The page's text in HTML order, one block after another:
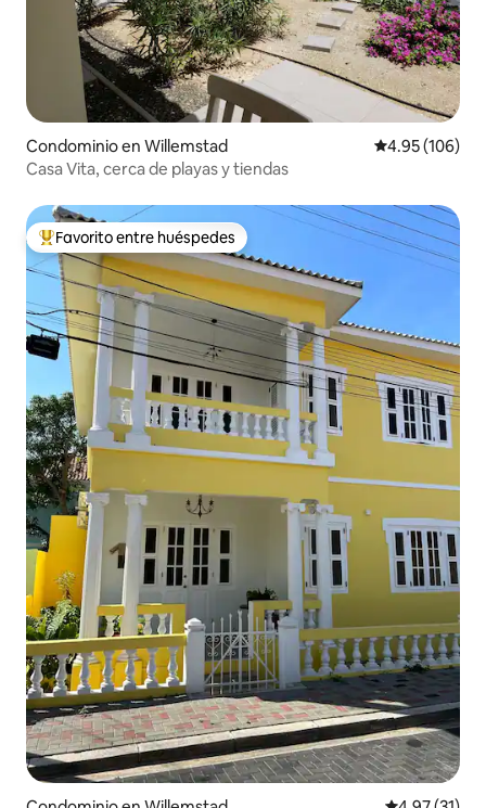
Condominio en Willemstad Calificación
4.95 (106)
Casa Vita, cerca de playas y tiendas
De los mejores en Favorito entre huéspedes
Favorito entre huéspedes